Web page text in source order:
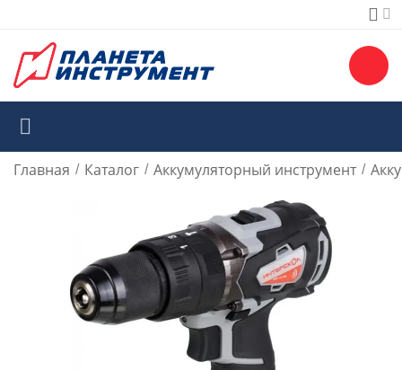
Главная / Каталог / Аккумуляторный инструмент /